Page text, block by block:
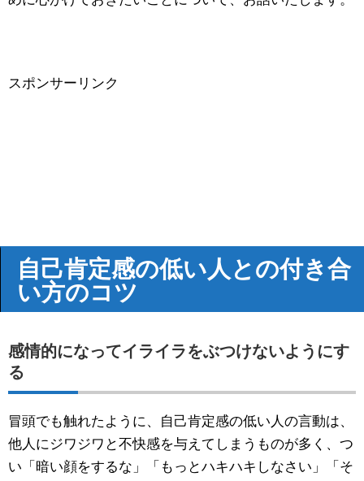
スポンサーリンク
自己肯定感の低い人との付き合
い方のコツ
感情的になってイライラをぶつけないようにす
る
冒頭でも触れたように、自己肯定感の低い人の言動は、
他人にジワジワと不快感を与えてしまうものが多く、つ
い「暗い顔をするな」「もっとハキハキしなさい」「そ